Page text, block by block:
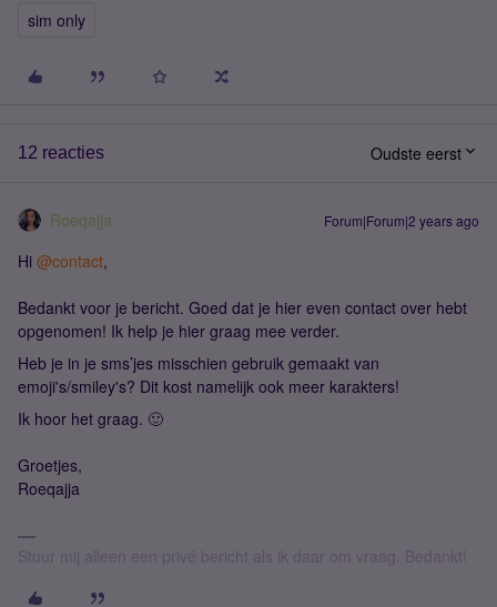
sim only
12 reacties Oudste eerst
Roeqajja Forum|Forum|2 years ago
Hi @contact,
Bedankt voor je bericht. Goed dat je hier even contact over hebt
opgenomen! Ik help je hier graag mee verder.
Heb je in je sms’jes misschien gebruik gemaakt van
emoji's/smiley's? Dit kost namelijk ook meer karakters!
Ik hoor het graag. 🙂
Groetjes,
Roeqajja
Stuur mij alleen een privé bericht als ik daar om vraag. Bedankt!